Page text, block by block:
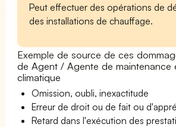
Peut effectuer des opérations de
des installations de chauffage.
Exemple de source de ces
de Agent / Agente de maintenance
climatique
Omission, oubli, inexactitude
Erreur de droit ou de fait ou
Retard dans l'exécution des